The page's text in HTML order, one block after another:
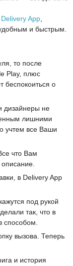
Delivery App
и быстрым.
то после
Play, плюс
беспокоиться о
дизайнеры не
лишними
учтем все Ваши
что Вам
в Delivery App
под рукой
так, что в
способом.
вызова. Теперь
и история